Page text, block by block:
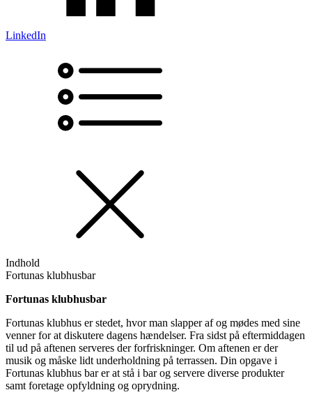
LinkedIn
Indhold
Fortunas klubhusbar
Fortunas klubhusbar
Fortunas klubhus er stedet, hvor man slapper af og mødes med sine
venner for at diskutere dagens hændelser. Fra sidst på eftermiddagen
til ud på aftenen serveres der forfriskninger. Om aftenen er der
musik og måske lidt underholdning på terrassen. Din opgave i
Fortunas klubhus bar er at stå i bar og servere diverse produkter
samt foretage opfyldning og oprydning.